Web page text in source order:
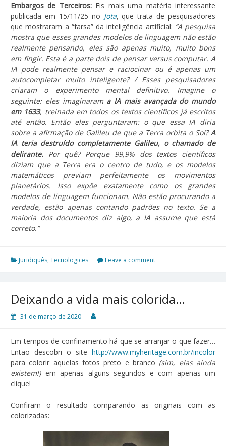
Embargos de Terceiros:Eis mais uma matéria interessante
publicada em 15/11/25 no Jota, que trata de pesquisadores
que mostraram a “farsa” da inteligência artificial: “A pesquisa
mostra que esses grandes modelos de linguagem não estão
realmente pensando, eles são apenas muito, muito bons
em fingir. Esta é a parte dois de pensar versus computar. A
IA pode realmente pensar e raciocinar ou é apenas um
autocompletar muito inteligente? / Esses pesquisadores
criaram o experimento mental definitivo. Imagine o
seguinte: eles imaginaram a IA mais avançada do mundo
em 1633, treinada em todos os textos científicos já escritos
até então. Então eles perguntaram: o que essa IA diria
sobre a afirmação de Galileu de que a Terra orbita o Sol?A
IA teria destruído completamente Galileu, o chamado de
delirante. Por quê? Porque 99,9% dos textos científicos
diziam que a Terra era o centro de tudo, e os modelos
matemáticos previam perfeitamente os movimentos
planetários. Isso expõe exatamente como os grandes
modelos de linguagem funcionam. Não estão procurando a
verdade, estão apenas contando padrões no texto. Se a
maioria dos documentos diz algo, a IA assume que está
correto.”
Juridiquês,Tecnologices Leave a comment
Deixando a vida mais colorida…
31 de março de 2020
Em tempos de confinamento há que se arranjar o que fazer…
Então descobri o site http://www.myheritage.com.br/incolor
para colorir aquelas fotos preto e branco (sim, elas ainda
existem!)em apenas alguns segundos e com apenas um
clique!
Confiram o resultado comparando as originais com as
colorizadas: